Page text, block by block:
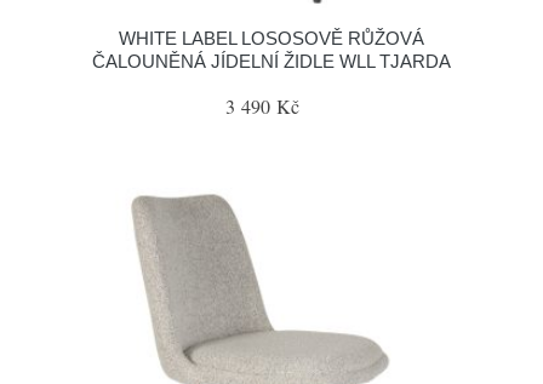
WHITE LABEL LOSOSOVĚ RŮŽOVÁ
ČALOUNĚNÁ JÍDELNÍ ŽIDLE WLL TJARDA
3 490 Kč